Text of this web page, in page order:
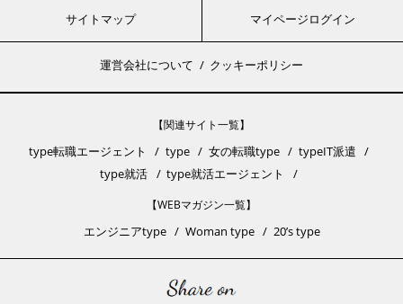
サイトマップ マイページログイン
運営会社について クッキーポリシー
【関連サイト一覧】
type転職エージェント type 女の転職type
typeIT派遣
type就活
type就活エージェント
【WEBマガジン一覧】
エンジニアtype Woman type 20’s type